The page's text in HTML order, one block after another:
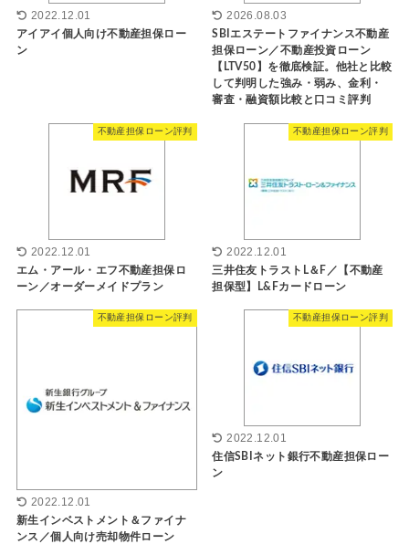
2022.12.01
アイアイ個人向け不動産担保ロー
ン
2026.08.03
SBIエステートファイナンス不動産
担保ローン／不動産投資ローン
【LTV50】を徹底検証。他社と比較
して判明した強み・弱み、金利・
審査・融資額比較と口コミ評判
不動産担保ローン評判
2022.12.01
エム・アール・エフ不動産担保ロ
ーン／オーダーメイドプラン
不動産担保ローン評判
2022.12.01
三井住友トラストL＆F／【不動産
担保型】L&Fカードローン
不動産担保ローン評判
2022.12.01
新生インベストメント＆ファイナ
ンス／個人向け売却物件ローン
不動産担保ローン評判
2022.12.01
住信SBIネット銀行不動産担保ロー
ン